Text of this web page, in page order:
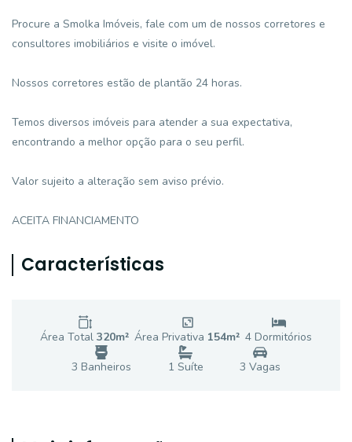
Procure a Smolka Imóveis, fale com um de nossos corretores e
consultores imobiliários e visite o imóvel.
Nossos corretores estão de plantão 24 horas.
Temos diversos imóveis para atender a sua expectativa,
encontrando a melhor opção para o seu perfil.
Valor sujeito a alteração sem aviso prévio.
ACEITA FINANCIAMENTO
Características
Área Total 320m² Área Privativa 154m² 4 Dormitórios
3 Banheiros 1 Suíte 3 Vagas